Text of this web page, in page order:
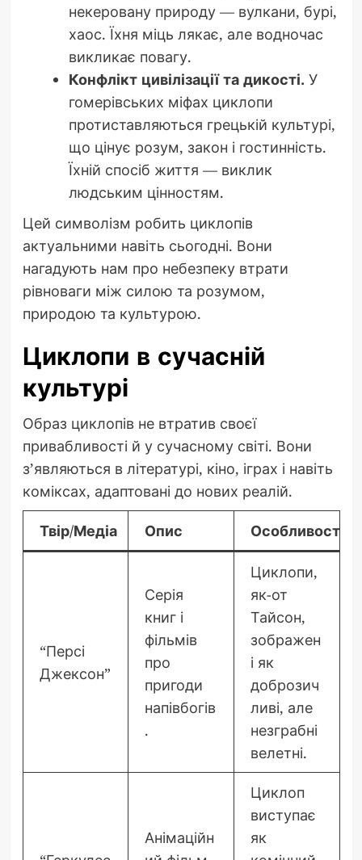
некеровану природу — вулкани, бурі,
хаос. Їхня міць лякає, але водночас
викликає повагу.
Конфлікт цивілізації та дикості. У
гомерівських міфах циклопи
протиставляються грецькій культурі,
що цінує розум, закон і гостинність.
Їхній спосіб життя — виклик
людським цінностям.
Цей символізм робить циклопів
актуальними навіть сьогодні. Вони
нагадують нам про небезпеку втрати
рівноваги між силою та розумом,
природою та культурою.
Циклопи в сучасній
культурі
Образ циклопів не втратив своєї
привабливості й у сучасному світі. Вони
з’являються в літературі, кіно, іграх і навіть
коміксах, адаптовані до нових реалій.
Твір/Медіа Опис Особливості
“Персі
Джексон”
Серія
книг і
фільмів
про
пригоди
напівбогів
.
Циклопи,
як-от
Тайсон,
зображен
і як
доброзич
ливі, але
незграбні
велетні.
Анімаційн
Циклоп
виступає
як